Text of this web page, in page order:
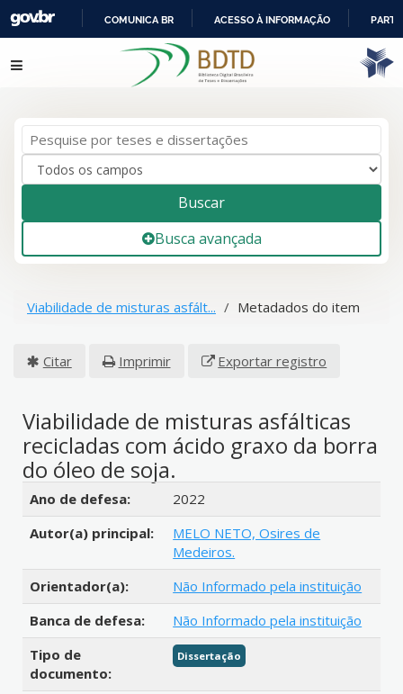
IR
PARA
COMUNICA BR ACESSO À INFORMAÇÃO
Pular para o conteúdo
Buscar
Busca avançada
Viabilidade de misturas asfált... Metadados do item
Citar Imprimir Exportar registro
Viabilidade de misturas asfálticas
recicladas com ácido graxo da borra
do óleo de soja.
Detalhes bibliográficos
Ano de defesa:
2022
Autor(a) principal:
MELO NETO, Osires de
Medeiros.
Orientador(a):
Não Informado pela instituição
Banca de defesa:
Não Informado pela instituição
Tipo de
documento:
Dissertação